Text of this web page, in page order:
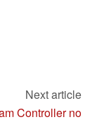
Next article
Controller no